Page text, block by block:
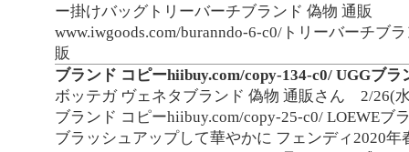
ー掛けバッグトリーバーチブランド 偽物 通販
www.iwgoods.com/buranndo-6-c0/トリーバーチブ
販
ブランド コピーhiibuy.com/copy-134-c0/ UGGブラ
ボッテガ ヴェネタブランド 偽物 通販さん
2/26(
ブランド コピーhiibuy.com/copy-25-c0/ LOEWEブ
ブラッシュアップして華やかに フェンディ2020年